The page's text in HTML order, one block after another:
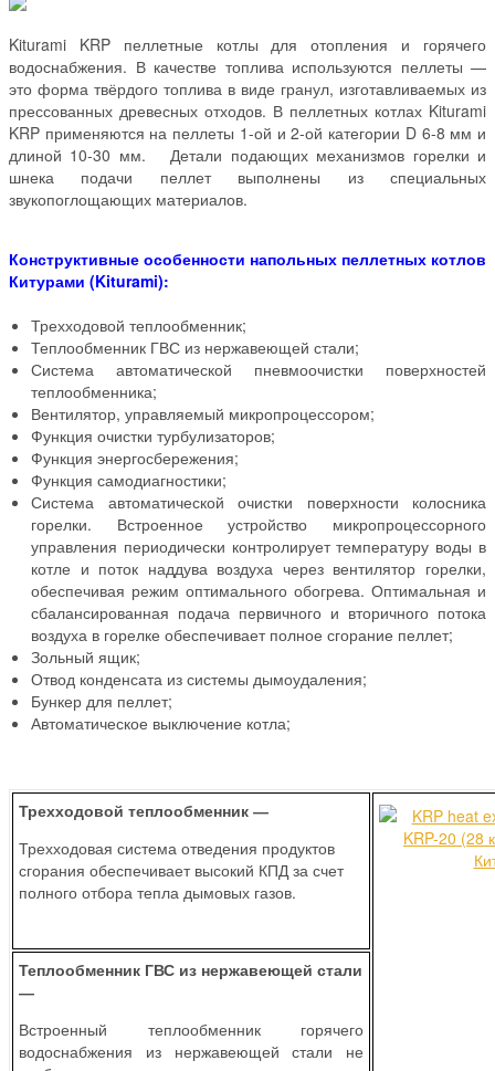
Kiturami KRP пеллетные котлы для отопления и горячего
водоснабжения. В качестве топлива используются пеллеты —
это форма твёрдого топлива в виде гранул, изготавливаемых из
прессованных древесных отходов. В пеллетных котлах Kiturami
KRP применяются на пеллеты 1-ой и 2-ой категории D 6-8 мм и
длиной 10-30 мм. Детали подающих механизмов горелки и
шнека подачи пеллет выполнены из специальных
звукопоглощающих материалов.
Конструктивные особенности напольных пеллетных котлов
Китурами (Kiturami):
Трехходовой теплообменник;
Теплообменник ГВС из нержавеющей стали;
Система автоматической пневмоочистки поверхностей
теплообменника;
Вентилятор, управляемый микропроцессором;
Функция очистки турбулизаторов;
Функция энергосбережения;
Функция самодиагностики;
Система автоматической очистки поверхности колосника
горелки. Встроенное устройство микропроцессорного
управления периодически контролирует температуру воды в
котле и поток наддува воздуха через вентилятор горелки,
обеспечивая режим оптимального обогрева. Оптимальная и
сбалансированная подача первичного и вторичного потока
воздуха в горелке обеспечивает полное сгорание пеллет;
Зольный ящик;
Отвод конденсата из системы дымоудаления;
Бункер для пеллет;
Автоматическое выключение котла;
Трехходовой теплообменник —
Трехходовая система отведения продуктов
сгорания обеспечивает высокий КПД за счет
полного отбора тепла дымовых газов.
Теплообменник ГВС из нержавеющей стали
—
Встроенный теплообменник горячего
водоснабжения из нержавеющей стали не